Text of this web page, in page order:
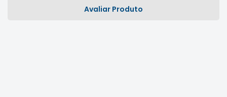
COMPONENTESAvaliar Produto